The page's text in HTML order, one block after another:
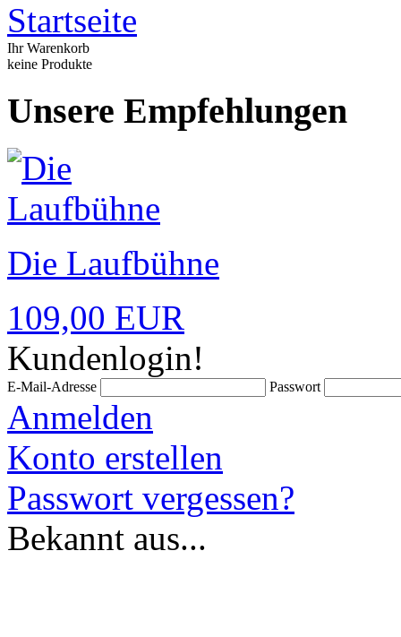
Startseite
Ihr Warenkorb
keine Produkte
Unsere Empfehlungen
Die Laufbühne
109,00 EUR
Kundenlogin!
E-Mail-Adresse Passwort
Anmelden
Konto erstellen
Passwort vergessen?
Bekannt aus...